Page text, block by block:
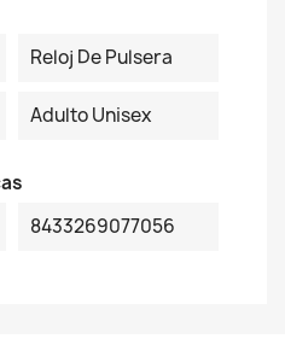
Reloj De Pulsera
Adulto Unisex
8433269077056